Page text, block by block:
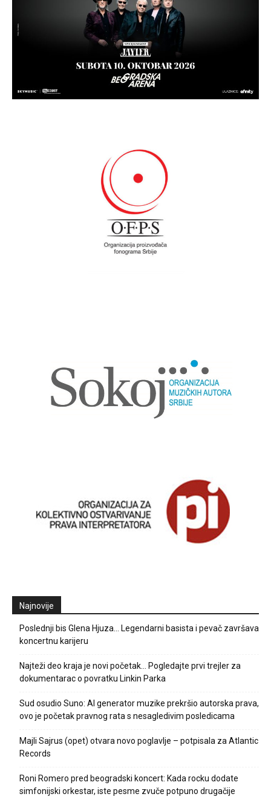
Najnovije
Poslednji bis Glena Hjuza… Legendarni basista i pevač završava
koncertnu karijeru
Najteži deo kraja je novi početak… Pogledajte prvi trejler za
dokumentarac o povratku Linkin Parka
Sud osudio Suno: AI generator muzike prekršio autorska prava,
ovo je početak pravnog rata s nesagledivim posledicama
Majli Sajrus (opet) otvara novo poglavlje – potpisala za Atlantic
Records
Roni Romero pred beogradski koncert: Kada rocku dodate
simfonijski orkestar, iste pesme zvuče potpuno drugačije